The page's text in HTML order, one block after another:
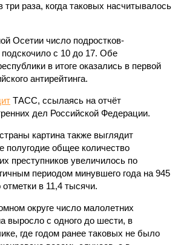
три раза, когда таковых насчитывалось
Осетии число подростков-
с 10 до 17. Обе
в итоге оказались в первой
антирейтинга.
ТАСС, ссылаясь на отчёт
дел Российской Федерации.
картина также выглядит
полугодие общее количество
преступников увеличилось по
периодом минувшего года на 945
в 11,4 тысячи.
округе число малолетних
выросло с одного до шести, в
где годом ранее таковых не было